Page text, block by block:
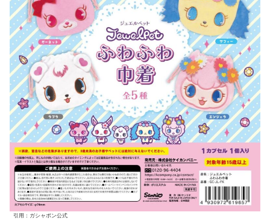
引用：ガシャポン公式